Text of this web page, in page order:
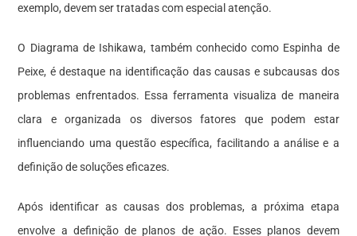
exemplo, devem ser tratadas com especial atenção.
O Diagrama de Ishikawa, também conhecido como Espinha de
Peixe, é destaque na identificação das causas e subcausas dos
problemas enfrentados. Essa ferramenta visualiza de maneira
clara e organizada os diversos fatores que podem estar
influenciando uma questão específica, facilitando a análise e a
definição de soluções eficazes.
Após identificar as causas dos problemas, a próxima etapa
envolve a definição de planos de ação. Esses planos devem